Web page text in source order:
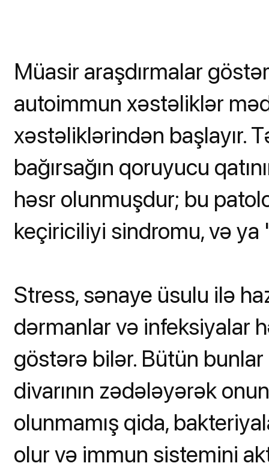
Müasir araşdırmalar
autoimmun xəstəliklər
xəstəliklərindən başlayır.
bağırsağın qoruyucu
həsr olunmuşdur; bu
keçiriciliyi sindromu, və
Stress, sənaye üsulu ilə
dərmanlar və infeksiyalar
göstərə bilər. Bütün
divarının zədələyərək
olunmamış qida,
olur və immun sistemini